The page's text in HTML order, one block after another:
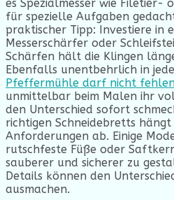
es Spezialmesser wie Filetier-
für spezielle Aufgaben
praktischer Tipp: Investiere in
Messerschärfer oder
Schärfen hält die Klingen
Ebenfalls unentbehrlich in
Pfeffermühle darf nicht
unmittelbar beim Malen ihr
den Unterschied sofort
richtigen Schneidebretts
Anforderungen ab. Einige
rutschfeste Füße oder
sauberer und sicherer zu
Details können den
ausmachen.